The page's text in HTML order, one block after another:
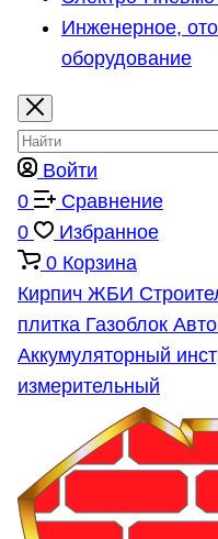
Инженерное,
оборудование
Войти
0
Сравнение
0
Избранное
0 Корзина
Кирпич ЖБИ
плитка Газоблок
Аккумуляторный
измерительный